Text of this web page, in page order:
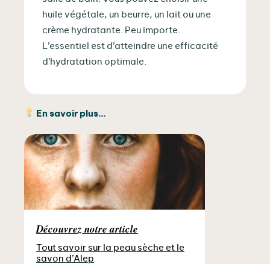
huile végétale, un beurre, un lait ou une
crème hydratante. Peu importe.
L’essentiel est d’atteindre une efficacité
d’hydratation optimale.
En savoir plus…
Découvrez notre article
Tout savoir sur la peau sèche et le
savon d’Alep